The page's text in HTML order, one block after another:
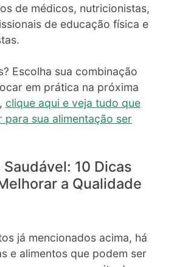
de médicos, nutricionistas,
de educação física e
Escolha sua combinação
em prática na próxima
clique aqui e veja tudo que
para sua alimentação ser
10 Dicas
a Qualidade
já mencionados acima, há
e alimentos que podem ser